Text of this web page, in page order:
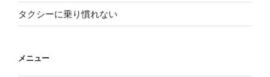
タクシーに乗り慣れない
メニュー